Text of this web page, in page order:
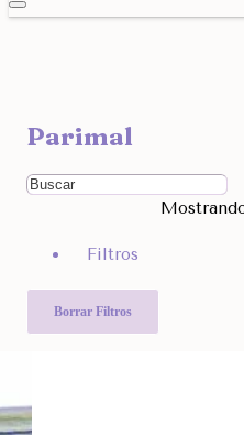
Filtra por Marcas
Ordenar Por
Otras Categorías
Parimal
Filtros
Borrar Filtros